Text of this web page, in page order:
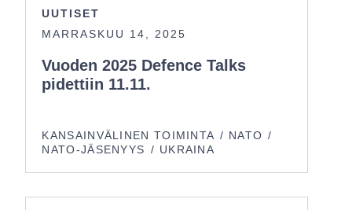
UUTISET
MARRASKUU 14, 2025
Vuoden 2025 Defence Talks
pidettiin 11.11.
KANSAINVÄLINEN TOIMINTA
NATO
NATO-JÄSENYYS
UKRAINA